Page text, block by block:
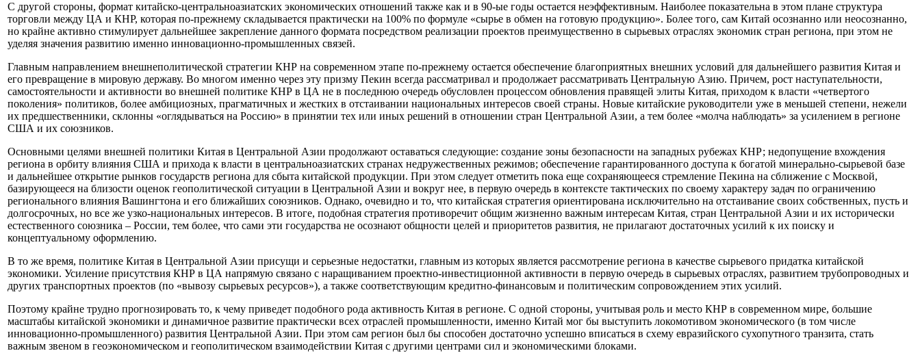
С другой стороны, формат китайско-центральноазиатских экономических отношений также как и в 90-ые годы остается неэффективным. Наиболее показательна в этом плане структура
торговли между ЦА и КНР, которая по-прежнему складывается практически на 100% по формуле «сырье в обмен на готовую продукцию». Более того, сам Китай осознанно или неосознанно,
но крайне активно стимулирует дальнейшее закрепление данного формата посредством реализации проектов преимущественно в сырьевых отраслях экономик стран региона, при этом не
уделяя значения развитию именно инновационно-промышленных связей.
Главным направлением внешнеполитической стратегии КНР на современном этапе по-прежнему остается обеспечение благоприятных внешних условий для дальнейшего развития Китая и
его превращение в мировую державу. Во многом именно через эту призму Пекин всегда рассматривал и продолжает рассматривать Центральную Азию. Причем, рост наступательности,
самостоятельности и активности во внешней политике КНР в ЦА не в последнюю очередь обусловлен процессом обновления правящей элиты Китая, приходом к власти «четвертого
поколения» политиков, более амбициозных, прагматичных и жестких в отстаивании национальных интересов своей страны. Новые китайские руководители уже в меньшей степени, нежели
их предшественники, склонны «оглядываться на Россию» в принятии тех или иных решений в отношении стран Центральной Азии, а тем более «молча наблюдать» за усилением в регионе
США и их союзников.
Основными целями внешней политики Китая в Центральной Азии продолжают оставаться следующие: создание зоны безопасности на западных рубежах КНР; недопущение вхождения
региона в орбиту влияния США и прихода к власти в центральноазиатских странах недружественных режимов; обеспечение гарантированного доступа к богатой минерально-сырьевой базе
и дальнейшее открытие рынков государств региона для сбыта китайской продукции. При этом следует отметить пока еще сохраняющееся стремление Пекина на сближение с Москвой,
базирующееся на близости оценок геополитической ситуации в Центральной Азии и вокруг нее, в первую очередь в контексте тактических по своему характеру задач по ограничению
регионального влияния Вашингтона и его ближайших союзников. Однако, очевидно и то, что китайская стратегия ориентирована исключительно на отстаивание своих собственных, пусть и
долгосрочных, но все же узко-национальных интересов. В итоге, подобная стратегия противоречит общим жизненно важным интересам Китая, стран Центральной Азии и их исторически
естественного союзника – России, тем более, что сами эти государства не осознают общности целей и приоритетов развития, не прилагают достаточных усилий к их поиску и
концептуальному оформлению.
В то же время, политике Китая в Центральной Азии присущи и серьезные недостатки, главным из которых является рассмотрение региона в качестве сырьевого придатка китайской
экономики. Усиление присутствия КНР в ЦА напрямую связано с наращиванием проектно-инвестиционной активности в первую очередь в сырьевых отраслях, развитием трубопроводных и
других транспортных проектов (по «вывозу сырьевых ресурсов»), а также соответствующим кредитно-финансовым и политическим сопровождением этих усилий.
Поэтому крайне трудно прогнозировать то, к чему приведет подобного рода активность Китая в регионе. С одной стороны, учитывая роль и место КНР в современном мире, большие
масштабы китайской экономики и динамичное развитие практически всех отраслей промышленности, именно Китай мог бы выступить локомотивом экономического (в том числе
инновационно-промышленного) развития Центральной Азии. При этом сам регион был бы способен достаточно успешно вписаться в схему евразийского сухопутного транзита, стать
важным звеном в геоэкономическом и геополитическом взаимодействии Китая с другими центрами сил и экономическими блоками.